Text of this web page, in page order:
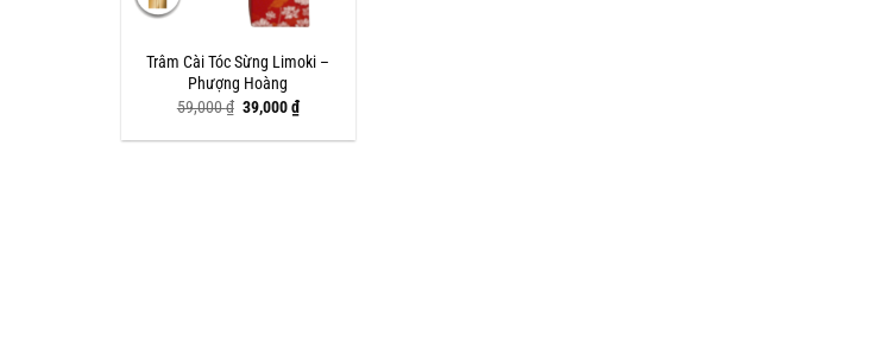
Trâm Cài Tóc Sừng Limoki –
Phượng Hoàng
59,000₫ Giá
là:
39,000₫Giá
hiện
tại